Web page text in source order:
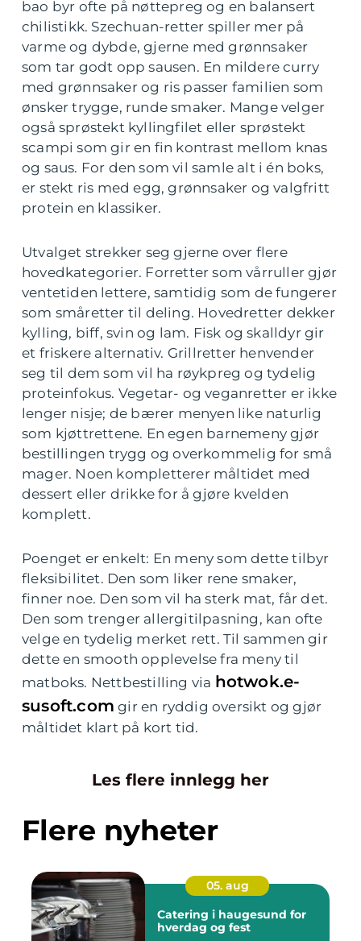
bao byr ofte på nøttepreg og en balansert
chilistikk. Szechuan-retter spiller mer på
varme og dybde, gjerne med grønnsaker
som tar godt opp sausen. En mildere curry
med grønnsaker og ris passer familien som
ønsker trygge, runde smaker. Mange velger
også sprøstekt kyllingfilet eller sprøstekt
scampi som gir en fin kontrast mellom knas
og saus. For den som vil samle alt i én boks,
er stekt ris med egg, grønnsaker og valgfritt
protein en klassiker.
Utvalget strekker seg gjerne over flere
hovedkategorier. Forretter som vårruller gjør
ventetiden lettere, samtidig som de fungerer
som småretter til deling. Hovedretter dekker
kylling, biff, svin og lam. Fisk og skalldyr gir
et friskere alternativ. Grillretter henvender
seg til dem som vil ha røykpreg og tydelig
proteinfokus. Vegetar- og veganretter er ikke
lenger nisje; de bærer menyen like naturlig
som kjøttrettene. En egen barnemeny gjør
bestillingen trygg og overkommelig for små
mager. Noen kompletterer måltidet med
dessert eller drikke for å gjøre kvelden
komplett.
Poenget er enkelt: En meny som dette tilbyr
fleksibilitet. Den som liker rene smaker,
finner noe. Den som vil ha sterk mat, får det.
Den som trenger allergitilpasning, kan ofte
velge en tydelig merket rett. Til sammen gir
dette en smooth opplevelse fra meny til
matboks. Nettbestilling via hotwok.e-
susoft.com gir en ryddig oversikt og gjør
måltidet klart på kort tid.
Les flere innlegg her
Flere nyheter
05. aug
Catering i haugesund for
hverdag og fest